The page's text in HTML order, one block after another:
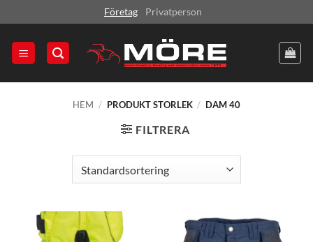
to
content
Företag Privatperson
HEM / PRODUKT STORLEK / DAM 40
FILTRERA